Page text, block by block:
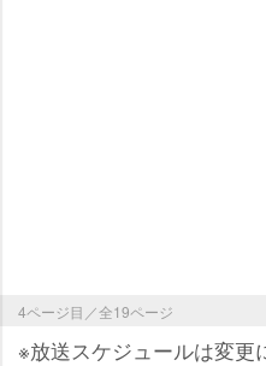
4ページ目／全19ページ
※放送スケジュールは変更